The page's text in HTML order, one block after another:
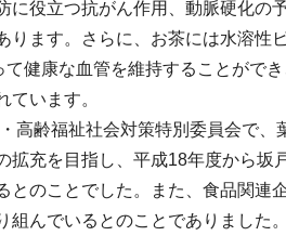
役立つ抗がん作用、動脈硬化の
ます。さらに、お茶には水溶性
健康な血管を維持することがで
います。
高齢福祉社会対策特別委員会で、
充を目指し、平成18年度から坂
のことでした。また、食品関連
んでいるとのことでありました